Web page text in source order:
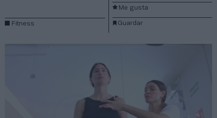
Fitness Guardar
Me gusta